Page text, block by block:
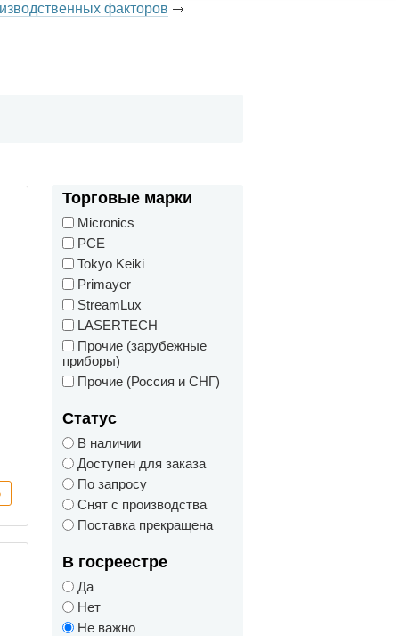
факторов
Торговые марки
Micronics
PCE
Tokyo Keiki
Primayer
StreamLux
LASERTECH
Прочие (зарубежные
приборы)
Прочие (Россия и СНГ)
Статус
В наличии
Доступен для заказа
По запросу
Снят с производства
Поставка прекращена
В госреестре
Да
Нет
Не важно